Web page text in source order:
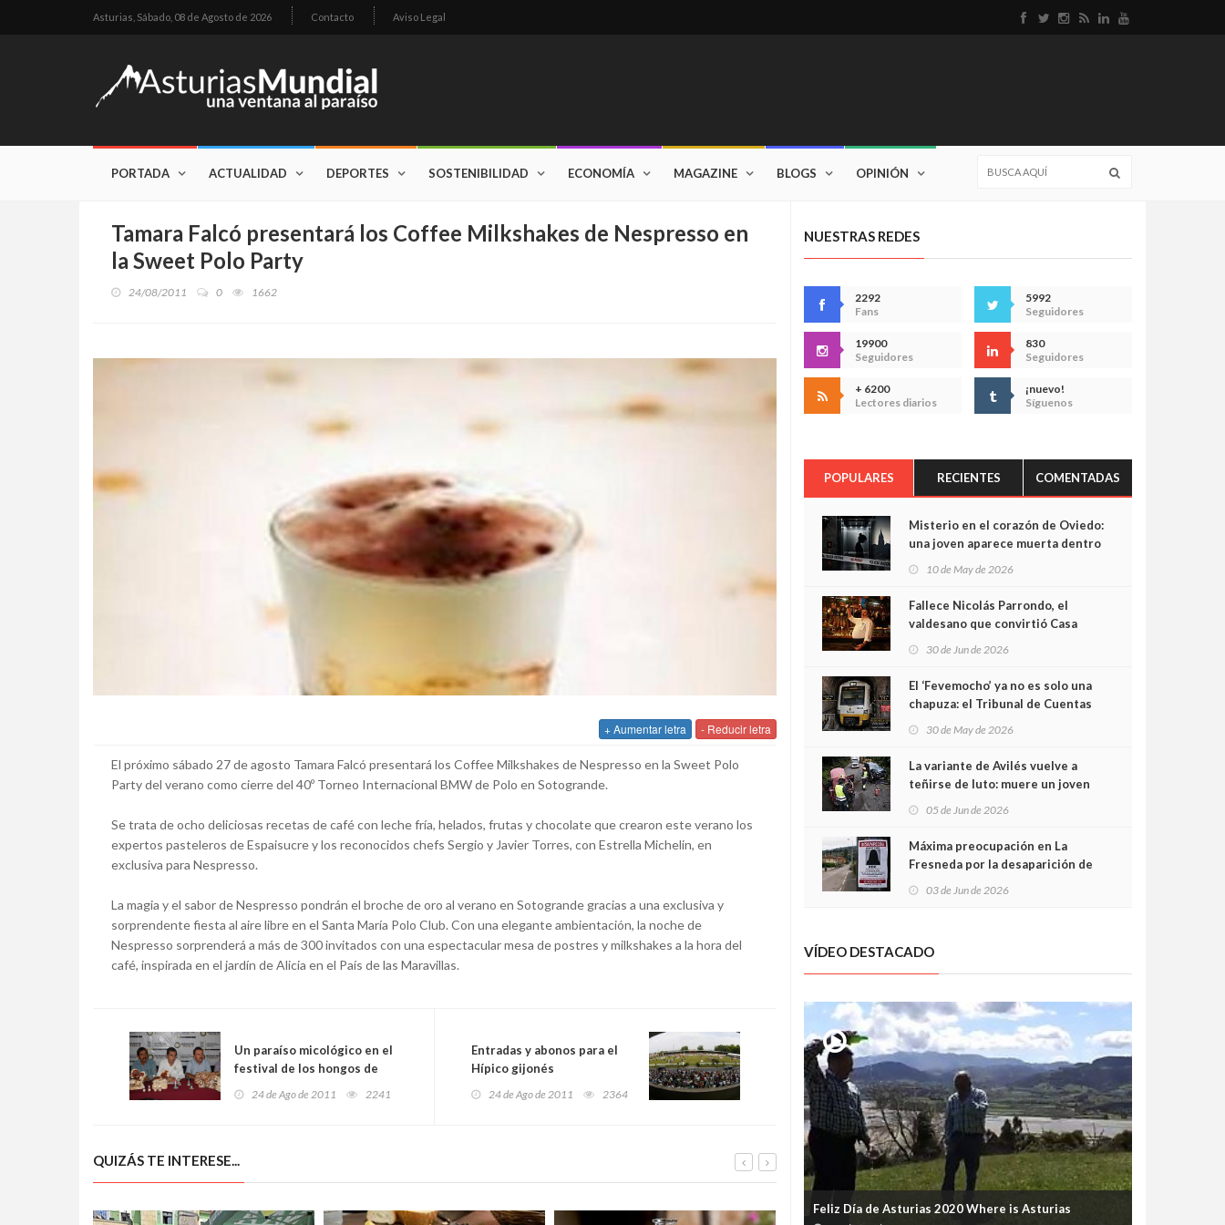
Asturias, Sábado, 08 de Agosto de 2026 Contacto Aviso Legal
PORTADA ACTUALIDAD DEPORTES SOSTENIBILIDAD ECONOMÍA MAGAZINE BLOGS OPINIÓN
Tamara Falcó presentará los Coffee Milkshakes de Nespresso en
la Sweet Polo Party
24/08/2011 0 1662
+ Aumentar letra - Reducir letra
El próximo sábado 27 de agosto Tamara Falcó presentará los Coffee Milkshakes de Nespresso en la Sweet Polo
Party del verano como cierre del 40º Torneo Internacional BMW de Polo en Sotogrande.
Se trata de ocho deliciosas recetas de café con leche fría, helados, frutas y chocolate que crearon este verano los
expertos pasteleros de Espaisucre y los reconocidos chefs Sergio y Javier Torres, con Estrella Michelin, en
exclusiva para Nespresso.
La magia y el sabor de Nespresso pondrán el broche de oro al verano en Sotogrande gracias a una exclusiva y
sorprendente fiesta al aire libre en el Santa María Polo Club. Con una elegante ambientación, la noche de
Nespresso sorprenderá a más de 300 invitados con una espectacular mesa de postres y milkshakes a la hora del
café, inspirada en el jardín de Alicia en el País de las Maravillas.
Un paraíso micológico en el
festival de los hongos de
Senguio, en Michoacán
24 de Ago de 2011 2241
Entradas y abonos para el
Hípico gijonés
24 de Ago de 2011 2364
QUIZÁS TE INTERESE...
NUESTRAS REDES
2292
Fans
5992
Seguidores
19900
Seguidores
830
Seguidores
+ 6200
Lectores diarios
¡nuevo!
Síguenos
POPULARES RECIENTES COMENTADAS
Misterio en el corazón de Oviedo:
una joven aparece muerta dentro
cámaras captan sus últimos
minutos
10 de May de 2026
Fallece Nicolás Parrondo, el
valdesano que convirtió Casa
30 de Jun de 2026
El ‘Fevemocho’ ya no es solo una
chapuza: el Tribunal de Cuentas
sobrecoste de los trenes que no
cabían por los túneles
30 de May de 2026
La variante de Avilés vuelve a
teñirse de luto: muere un joven
05 de Jun de 2026
Máxima preocupación en La
Fresneda por la desaparición de
03 de Jun de 2026
VÍDEO DESTACADO
Feliz Día de Asturias 2020 Where is Asturias